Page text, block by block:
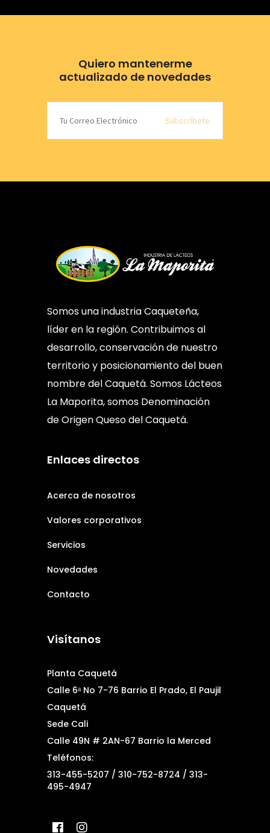
Quiero mantenerme
actualizado de novedades
Subscríbete
Somos una industria Caqueteña,
líder en la región. Contribuimos al
desarrollo, conservación de nuestro
territorio y posicionamiento del buen
nombre del Caquetá. Somos Lácteos
La Maporita, somos Denominación
de Origen Queso del Caquetá.
Enlaces directos
Acerca de nosotros
Valores corporativos
Servicios
Novedades
Contacto
Visítanos
Planta Caquetá
Calle 6ᵃ No 7-76 Barrio El Prado, El Paujil
Caquetá
Sede Cali
Calle 49N # 2AN-67 Barrio la Merced
Teléfonos:
313-455-5207 / 310-752-8724 / 313-
495-4947